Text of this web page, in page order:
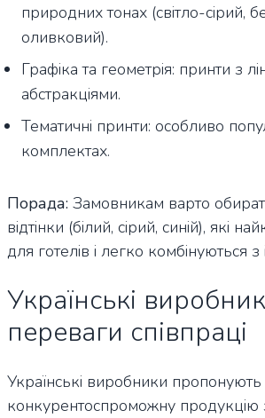
природних тонах (світло-сірий,
оливковий).
Графіка та геометрія: принти з
абстракціями.
Тематичні принти: особливо
комплектах.
Порада: Замовникам варто
відтінки (білий, сірий, синій), які
для готелів і легко комбінуються з
Українські
переваги співпраці
Українські виробники пропонують
конкурентоспроможну продукцію